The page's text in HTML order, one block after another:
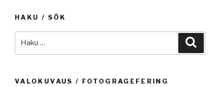
HAKU / SÖK
VALOKUVAUS / FOTOGRAGEFERING